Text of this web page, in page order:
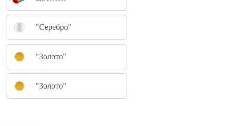
"Серебро"
"Золото"
"Золото"